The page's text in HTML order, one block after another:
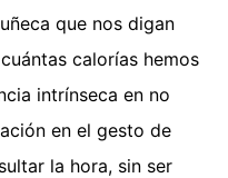
que nos digan
calorías hemos
intrínseca en no
en el gesto de
la hora, sin ser